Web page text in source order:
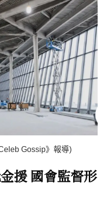
Gossip》報導)
援 國會監督形